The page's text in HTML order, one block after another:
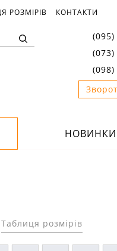
РОЗМІРІВ КОНТАКТИ
НОВИНКИ
Таблиця розмірів